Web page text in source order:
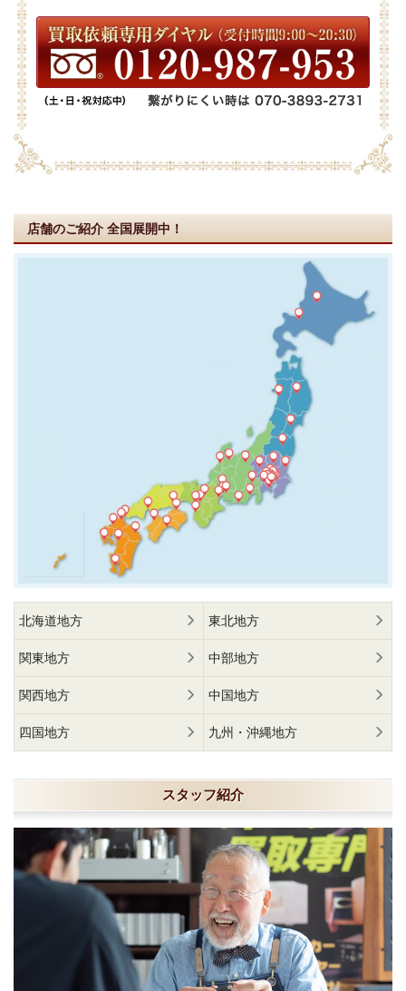
店舗のご紹介 全国展開中！
北海道地方 東北地方
関東地方 中部地方
関西地方 中国地方
四国地方 九州・沖縄地方
スタッフ紹介